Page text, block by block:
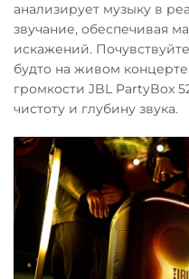
анализирует музыку в
звучание, обеспечивая
искажений.
будто на живом
громкости JBL PartyBox
чистоту и глубину звука.